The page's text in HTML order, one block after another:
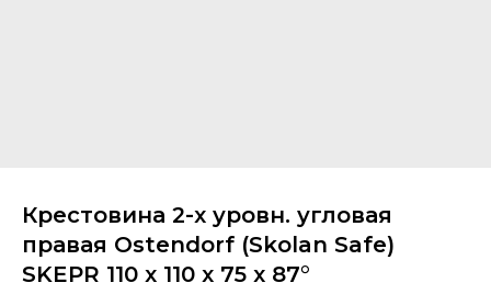
Крестовина 2-х уровн. угловая
правая Ostendorf (Skolan Safe)
SKEPR 110 х 110 х 75 x 87°